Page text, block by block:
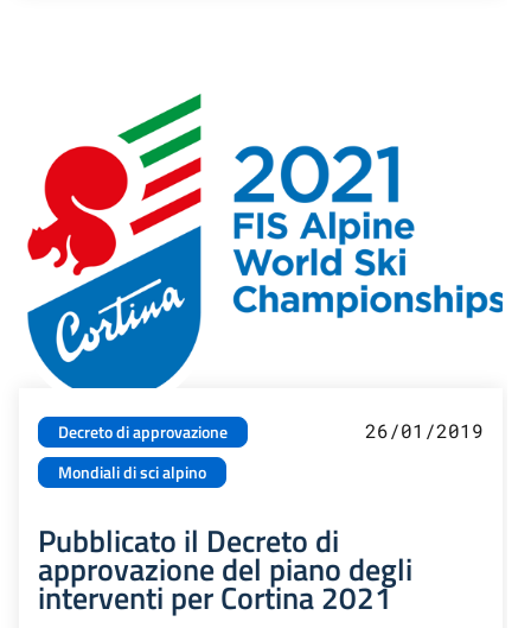
Decreto di approvazione
Mondiali di sci alpino
26/01/2019
Pubblicato il Decreto di
approvazione del piano degli
interventi per Cortina 2021